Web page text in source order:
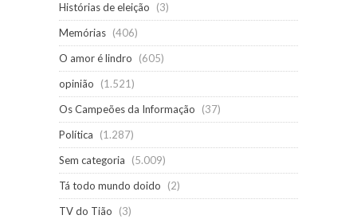
Histórias de eleição
(3)
Memórias (406)
O amor é lindro
(605)
opinião
(1.521)
Os Campeões da Informação
(37)
Política
(1.287)
Sem categoria
(5.009)
Tá todo mundo doido
(2)
TV do Tião
(3)